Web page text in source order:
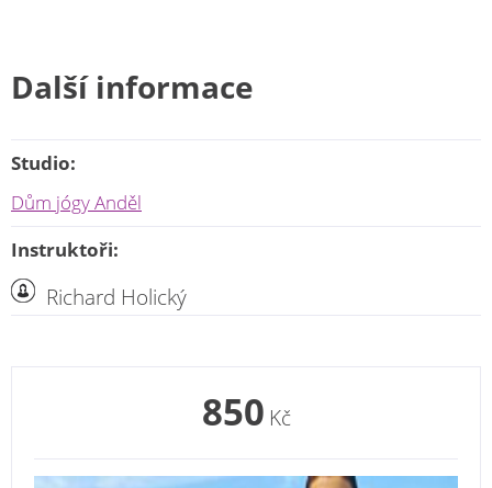
Další informace
Studio:
Dům jógy Anděl
Instruktoři:
Richard Holický
850 Kč